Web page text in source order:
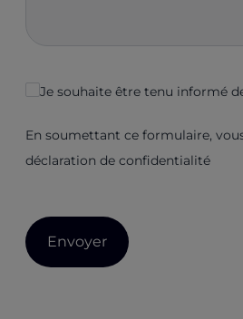
Je souhaite être tenu informé
En soumettant ce formulaire,
déclaration de confidentialité
Envoyer